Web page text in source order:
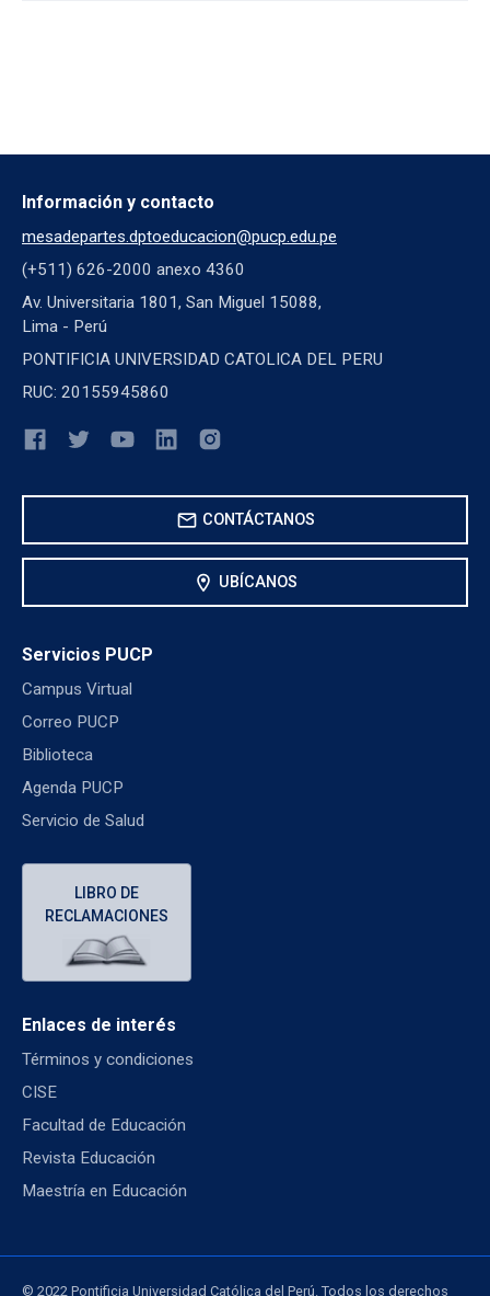
Información y contacto
mesadepartes.dptoeducacion@pucp.edu.pe
(+511) 626-2000 anexo 4360
Av. Universitaria 1801, San Miguel 15088,
Lima - Perú
PONTIFICIA UNIVERSIDAD CATOLICA DEL PERU
RUC: 20155945860
mail CONTÁCTANOS
location_on UBÍCANOS
Servicios PUCP
Campus Virtual
Correo PUCP
Biblioteca
Agenda PUCP
Servicio de Salud
LIBRO DE
RECLAMACIONES
Enlaces de interés
Términos y condiciones
CISE
Facultad de Educación
Revista Educación
Maestría en Educación
© 2022 Pontificia Universidad Católica del Perú. Todos los derechos